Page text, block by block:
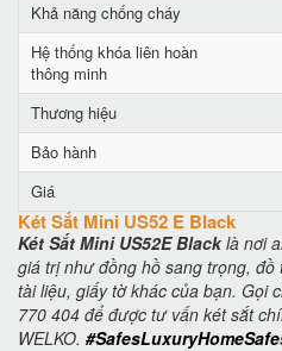
Khả năng chống cháy
Hệ thống khóa liên hoàn
thông minh
Thương hiệu
Bảo hành
Giá
Két Sắt Mini US52 E Black
Két Sắt Mini US52E Blacklà nơi
giá trị như đồng hồ sang trọng,
tài liệu, giấy tờ khác của bạn. Gọi
770 404 để được tư vấn két sắt
WELKO.